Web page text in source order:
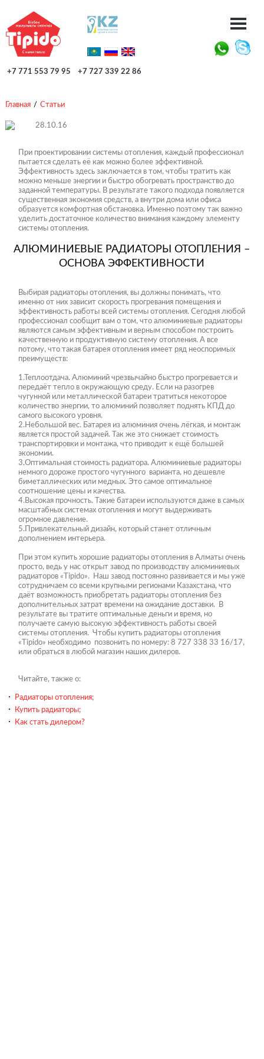
+7 771 553 79 95 +7 727 339 22 86
Главная / Статьи
28.10.16
При проектировании системы отопления, каждый профессионал
пытается сделать её как можно более эффективной.
Эффективность здесь заключается в том, чтобы тратить как
можно меньше энергии и быстро обогревать пространство до
заданной температуры. В результате такого подхода появляется
существенная экономия средств, а внутри дома или офиса
образуется комфортная обстановка. Именно поэтому так важно
уделить достаточное количество внимания каждому элементу
системы отопления.
АЛЮМИНИЕВЫЕ РАДИАТОРЫ ОТОПЛЕНИЯ –
ОСНОВА ЭФФЕКТИВНОСТИ
Выбирая радиаторы отопления, вы должны понимать, что
именно от них зависит скорость прогревания помещения и
эффективность работы всей системы отопления. Сегодня любой
профессионал сообщит вам о том, что алюминиевые радиаторы
являются самым эффективным и верным способом построить
качественную и продуктивную систему отопления. А все
потому, что такая батарея отопления имеет ряд неоспоримых
преимуществ:
1.Теплоотдача. Алюминий чрезвычайно быстро прогревается и
передаёт тепло в окружающую среду. Если на разогрев
чугунной или металлической батареи тратиться некоторое
количество энергии, то алюминий позволяет поднять КПД до
самого высокого уровня.
2.Небольшой вес. Батарея из алюминия очень лёгкая, и монтаж
является простой задачей. Так же это снижает стоимость
транспортировки и монтажа, что приводит к ещё большей
экономии.
3.Оптимальная стоимость радиатора. Алюминиевые радиаторы
немного дороже простого чугунного варианта, но дешевле
биметаллических или медных. Это самое оптимальное
соотношение цены и качества.
4.Высокая прочность. Такие батареи используются даже в самых
масштабных системах отопления и могут выдерживать
огромное давление.
5.Привлекательный дизайн, который станет отличным
дополнением интерьера.
При этом купить хорошие радиаторы отопления в Алматы очень
просто, ведь у нас открыт завод по производству алюминиевых
радиаторов «Tipido». Наш завод постоянно развивается и мы уже
сотрудничаем со всеми крупными регионами Казахстана, что
даёт возможность приобретать радиаторы отопления без
дополнительных затрат времени на ожидание доставки. В
результате вы тратите оптимальные деньги и время, но
получаете самую высокую эффективность работы своей
системы отопления. Чтобы купить радиаторы отопления
«Tipido» необходимо позвонить по номеру: 8 727 338 33 16/17,
или обраться в любой магазин наших дилеров.
Читайте, также о:
Радиаторы отопления;
Купить радиаторы;
Как стать дилером?